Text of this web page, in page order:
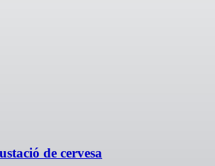
de cervesa